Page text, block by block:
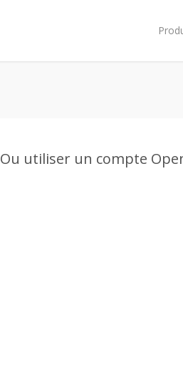
Ou utiliser un compte